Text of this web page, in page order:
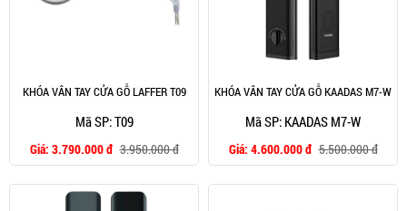
KHÓA VÂN TAY CỬA GỖ LAFFER T09
Mã SP: T09
Giá: 3.790.000 đ 3.950.000 đ
KHÓA VÂN TAY CỬA GỖ KAADAS M7-W
Mã SP: KAADAS M7-W
Giá: 4.600.000 đ 5.500.000 đ